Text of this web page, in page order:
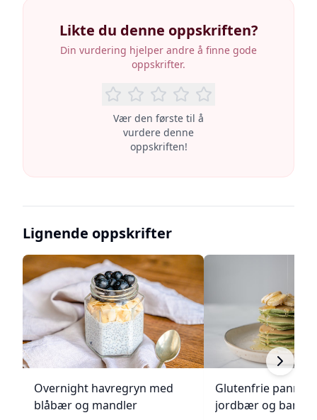
Likte du denne oppskriften?
Din vurdering hjelper andre å finne gode
oppskrifter.
Vær den første til å
vurdere denne
oppskriften!
Lignende oppskrifter
Overnight havregryn med
blåbær og mandler
Glutenfrie
jordbær og banan